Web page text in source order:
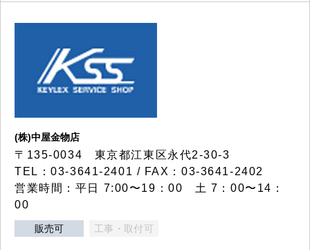
(株)中屋金物店
〒135-0034 東京都江東区永代2-30-3
TEL：03-3641-2401 / FAX：03-3641-2402
営業時間：平日 7:00〜19：00 土 7：00〜14：
00
販売可 工事・取付可